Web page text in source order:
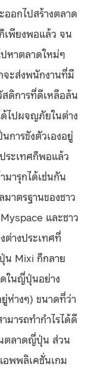
อกไปสร้างตลาด
เพียงพอแล้ว จน
หาตลาดใหม่ๆ
จะส่งพนักงานที่มี
ดิการที่ดีเหลือล้น
ไปผจญภัยในต่าง
การขังตัวเองอยู่
ระเทศก็พอแล้ว
มารุกได้เช่นกัน
าตรฐานของชาว
และชาว
ต่างประเทศที่
น Mixi ก็กลาย
ในญี่ปุ่นอย่าง
ห่างๆ) ขนาดที่ว่า
มารถทำกำไรได้ดี
ตลาดญี่ปุ่น ส่วน
พพลิเคชั่นเกม